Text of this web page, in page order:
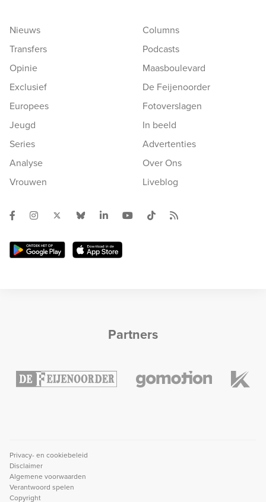
Nieuws
Transfers
Opinie
Exclusief
Europees
Jeugd
Series
Analyse
Vrouwen
Columns
Podcasts
Maasboulevard
De Feijenoorder
Fotoverslagen
In beeld
Advertenties
Over Ons
Liveblog
Partners
Privacy- en cookiebeleid
Disclaimer
Algemene voorwaarden
Verantwoord spelen
Copyright